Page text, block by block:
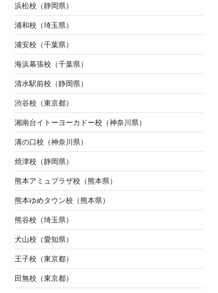
浜松校（静岡県）
浦和校（埼玉県）
浦安校（千葉県）
海浜幕張校（千葉県）
清水駅前校（静岡県）
渋谷校（東京都）
湘南台イトーヨーカドー校（神奈川県）
溝の口校（神奈川県）
焼津校（静岡県）
熊本アミュプラザ校（熊本県）
熊本ゆめタウン校（熊本県）
熊谷校（埼玉県）
犬山校（愛知県）
王子校（東京都）
田無校（東京都）